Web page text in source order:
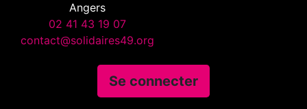
Angers
02 41 43 19 07
contact@solidaires49.org
Se connecter